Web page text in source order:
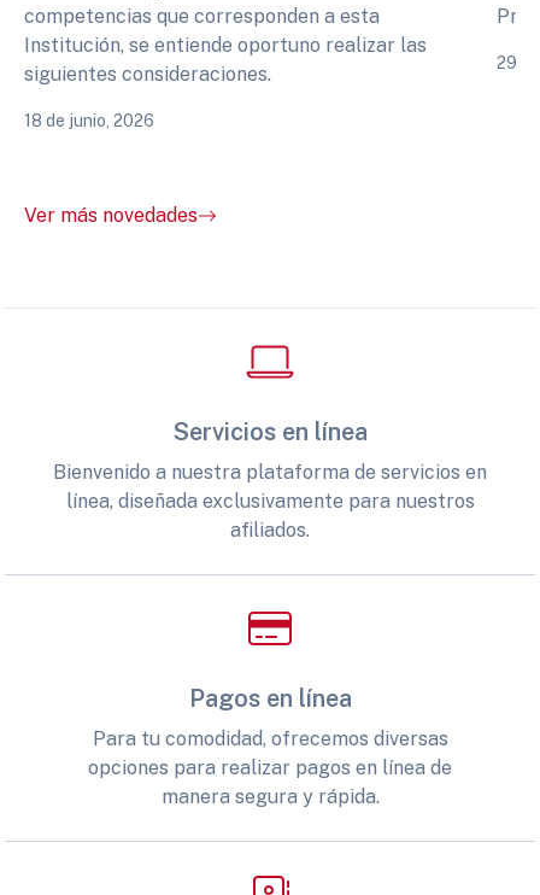
competencias que corresponden a esta
Institución, se entiende oportuno realizar las
siguientes consideraciones.
18 de junio, 2026
29
Ver más novedades
Servicios en línea
Bienvenido a nuestra plataforma de servicios en
línea, diseñada exclusivamente para nuestros
afiliados.
Pagos en línea
Para tu comodidad, ofrecemos diversas
opciones para realizar pagos en línea de
manera segura y rápida.